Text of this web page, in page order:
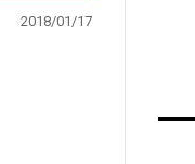
2018/01/17